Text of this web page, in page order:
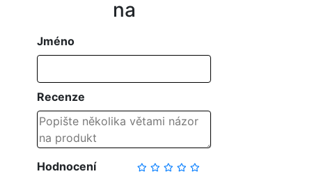
na
Jméno
Recenze
Hodnocení